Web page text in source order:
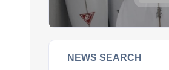
NEWS SEARCH